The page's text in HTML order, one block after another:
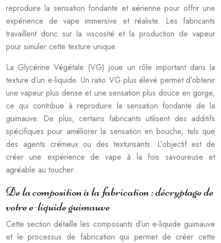
reproduire la sensation fondante et aérienne pour offrir une
expérience de vape immersive et réaliste. Les fabricants
travaillent donc sur la viscosité et la production de vapeur
pour simuler cette texture unique.
La Glycérine Végétale (VG) joue un rôle important dans la
texture d’un e-liquide. Un ratio VG plus élevé permet d’obtenir
une vapeur plus dense et une sensation plus douce en gorge,
ce qui contribue à reproduire la sensation fondante de la
guimauve. De plus, certains fabricants utilisent des additifs
spécifiques pour améliorer la sensation en bouche, tels que
des agents crémeux ou des texturisants. L’objectif est de
créer une expérience de vape à la fois savoureuse et
agréable au toucher.
De la composition à la fabrication : décryptage de
votre e-liquide guimauve
Cette section détaille les composants d’un e-liquide guimauve
et le processus de fabrication qui permet de créer cette